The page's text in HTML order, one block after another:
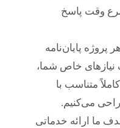
وقت پاسخ
هر پروژه پایان‌نامه
خاص شما،
متناسب با
می‌کنیم.
ما ارائه خدماتی